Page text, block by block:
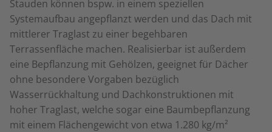
Stauden können bspw. in einem speziellen
Systemaufbau angepflanzt werden und das Dach mit
mittlerer Traglast zu einer begehbaren
Terrassenfläche machen. Realisierbar ist außerdem
eine Bepflanzung mit Gehölzen, geeignet für Dächer
ohne besondere Vorgaben bezüglich
Wasserrückhaltung und Dachkonstruktionen mit
hoher Traglast, welche sogar eine Baumbepflanzung
mit einem Flächengewicht von etwa 1.280 kg/m²